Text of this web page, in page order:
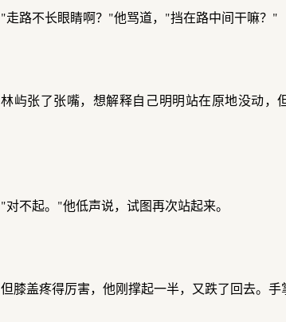
"走路不长眼睛啊？"他骂道，"挡在路中间干嘛？"
林屿张了张嘴，想解释自己明明站在原地没动
"对不起。"他低声说，试图再次站起来。
但膝盖疼得厉害，他刚撑起一半，又跌了回去。手